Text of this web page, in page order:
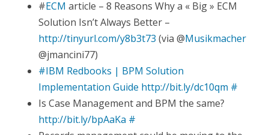
#ECM article – 8 Reasons Why a « Big » ECM
Solution Isn’t Always Better –
http://tinyurl.com/y8b3t73 (via @Musikmacher
@jmancini77)
#IBM Redbooks | BPM Solution
Implementation Guide http://bit.ly/dc10qm #
Is Case Management and BPM the same?
http://bit.ly/bpAaKa #